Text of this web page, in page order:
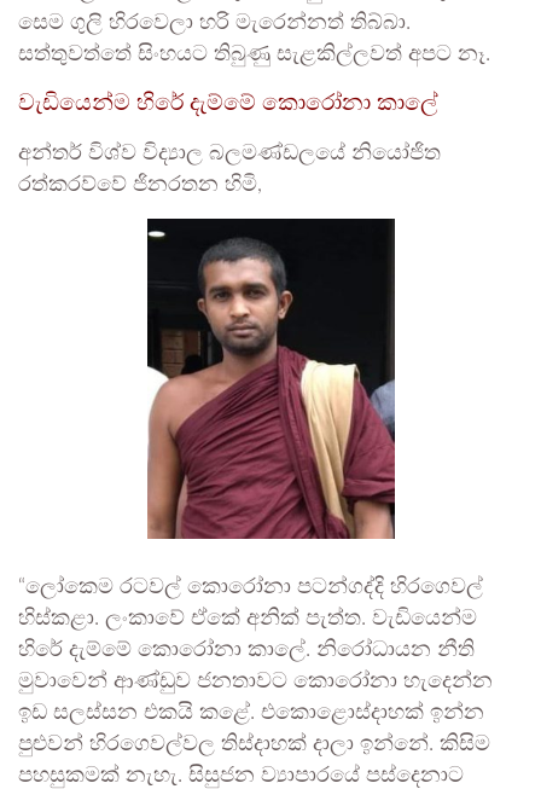
සෙම ගුලි හිරවෙලා හරි මැරෙන්නත් තිබ්බා.
සත්තුවත්තේ සිංහයට තිබුණු සැළකිල්ලවත් අපට නෑ.
වැඩියෙන්ම හිරේ දැම්මේ කොරෝනා කාලේ
අන්තර් විශ්ව විද්‍යාල බලමණ්ඩලයේ නියෝජිත
රත්කරව්වේ ජිනරතන හිමි,
“ලෝකෙම රටවල් කොරෝනා පටන්ගද්දි හිරගෙවල්
හිස්කළා. ලංකාවේ ඒකේ අනික් පැත්ත. වැඩියෙන්ම
හිරේ දැම්මේ කොරෝනා කාලේ. නිරෝධායන නීති
මුවාවෙන් ආණ්ඩුව ජනතාවට කොරෝනා හැදෙන්න
ඉඩ සලස්සන එකයි කළේ. එකොළොස්දාහක් ඉන්න
පුළුවන් හිරගෙවල්වල තිස්දාහක් දාලා ඉන්නේ. කිසිම
පහසුකමක් නැහැ. සිසුජන ව්‍යාපාරයේ පස්දෙනාට